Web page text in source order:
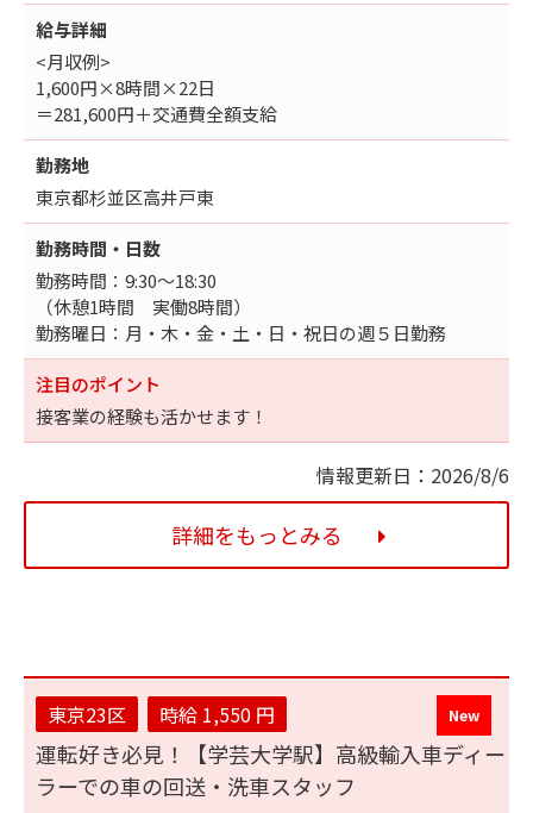
給与詳細
<月収例>
1,600円×8時間×22日
＝281,600円＋交通費全額支給
勤務地
東京都杉並区高井戸東
勤務時間・日数
勤務時間：9:30～18:30
（休憩1時間 実働8時間）
勤務曜日：月・木・金・土・日・祝日の週５日勤務
注目のポイント
接客業の経験も活かせます！
情報更新日：2026/8/6
詳細をもっとみる
東京23区 時給 1,550 円
運転好き必見！【学芸大学駅】高級輸入車ディー
ラーでの車の回送・洗車スタッフ